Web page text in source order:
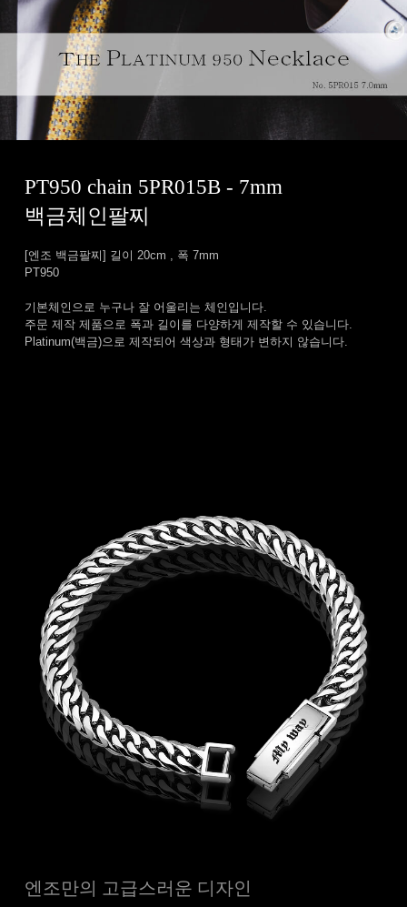
PT950 chain 5PR015B - 7mm
백금체인팔찌
[엔조 백금팔찌] 길이 20cm , 폭 7mm
PT950
기본체인으로 누구나 잘 어울리는 체인입니다.
주문 제작 제품으로 폭과 길이를 다양하게 제작할 수 있습니다.
Platinum(백금)으로 제작되어 색상과 형태가 변하지 않습니다.
엔조만의 고급스러운 디자인